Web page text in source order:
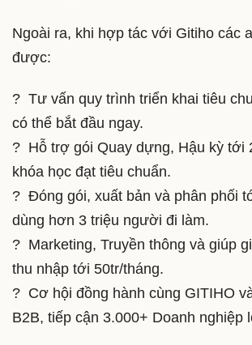
Ngoài ra, khi hợp tác với Gitiho các
được:
? Tư vấn quy trình triển khai tiêu
có thể bắt đầu ngay.
? Hỗ trợ gói Quay dựng, Hậu kỳ tới
khóa học đạt tiêu chuẩn.
? Đóng gói, xuất bản và phân phối
dùng hơn 3 triệu người đi làm.
? Marketing, Truyền thông và giúp
thu nhập tới 50tr/tháng.
? Cơ hội đồng hành cùng GITIHO
B2B, tiếp cận 3.000+ Doanh nghiệp